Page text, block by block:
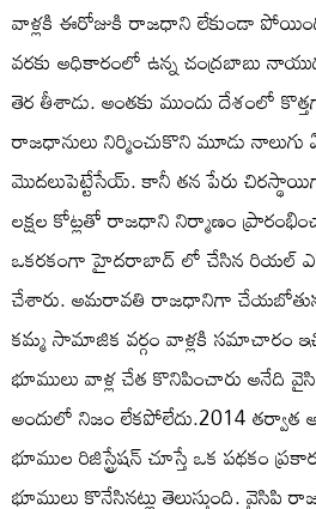
వాళ్లకి ఈరోజుకి రాజధాని లేకుండా
వరకు అధికారంలో ఉన్న చంద్రబాబు
తెర తీశాడు. అంతకు ముందు దేశంలో
రాజధానులు నిర్మించుకొని మూడు
మొదలుపెట్టేసేయ్. కానీ తన పేరు
లక్షల కోట్లతో రాజధాని నిర్మాణం
ఒకరకంగా హైదరాబాద్ లో చేసిన రియల్
చేశారు. అమరావతి రాజధానిగా
కమ్మ సామాజిక వర్గం వాళ్లకి సమాచారం
భూములు వాళ్ల చేత కొనిపించారు అనేది
అందులో నిజం లేకపోలేదు.2014 తర్వాత
భూముల రిజిస్ట్రేషన్ చూస్తే ఒక పథకం
భూములు కొనేసినట్లు తెలుస్తుంది.